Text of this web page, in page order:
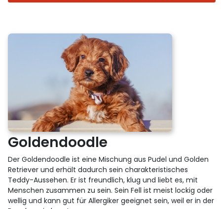
Goldendoodle
Der Goldendoodle ist eine Mischung aus Pudel und Golden
Retriever und erhält dadurch sein charakteristisches
Teddy-Aussehen. Er ist freundlich, klug und liebt es, mit
Menschen zusammen zu sein. Sein Fell ist meist lockig oder
wellig und kann gut für Allergiker geeignet sein, weil er in der